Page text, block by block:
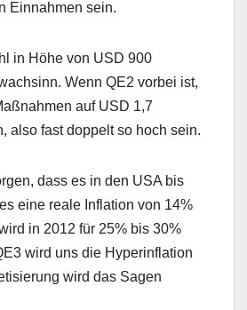
Einnahmen sein.
in Höhe von USD 900
Wenn QE2 vorbei ist,
auf USD 1,7
also fast doppelt so hoch sein.
dass es in den USA bis
eine reale Inflation von 14%
in 2012 für 25% bis 30%
wird uns die Hyperinflation
wird das Sagen